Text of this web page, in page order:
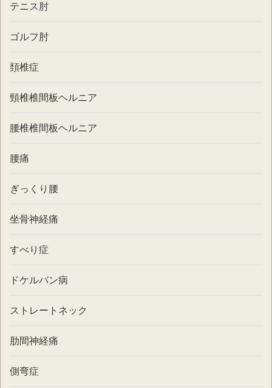
テニス肘
ゴルフ肘
頚椎症
頸椎椎間板ヘルニア
腰椎椎間板ヘルニア
腰痛
ぎっくり腰
坐骨神経痛
すべり症
ドケルバン病
ストレートネック
肋間神経痛
側弯症